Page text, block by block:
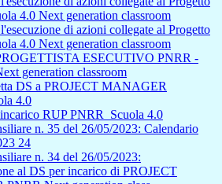
4.0 Next generation classroom
di azioni collegate al Progetto
4.0 Next generation classroom
ESECUTIVO PNRR -
generation classroom
DS a PROJECT MANAGER
4.0
RUP PNRR_Scuola 4.0
n. 35 del 26/05/2023: Calendario
24
n. 34 del 26/05/2023:
al DS per incarico di PROJECT